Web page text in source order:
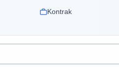
Kontrak